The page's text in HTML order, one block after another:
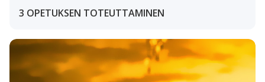
3 OPETUKSEN TOTEUTTAMINEN